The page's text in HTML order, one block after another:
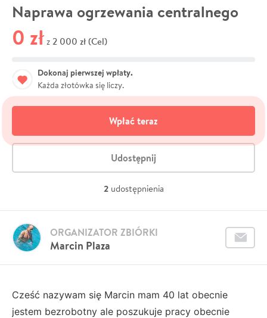
Naprawa ogrzewania centralnego
0 zł z 2 000 zł (Cel)
Dokonaj pierwszej wpłaty.
Każda złotówka się liczy.
Wpłać teraz
Udostępnij
2 udostępnienia
Marcin Plaza
ORGANIZATOR ZBIÓRKI
Cześć nazywam się Marcin mam 40 lat obecnie
jestem bezrobotny ale poszukuje pracy obecnie